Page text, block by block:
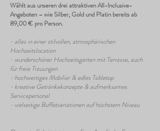
Wählt aus unseren drei attraktiven All-Inclusive-
Angeboten – wie Silber, Gold und Platin bereits ab
89,00 € pro Person.
- alles in einer stilvollen, atmosphärischen
Hochzeitslocation
- wunderschöner Hochzeitsgarten mit Terrasse, auch
für freie Trauungen
- hochwertiges Mobiliar & edles Tabletop
- kreative Getränkekonzepte & aufmerksames
Servicepersonal
- vielseitige Buffetvariationen auf höchstem Niveau